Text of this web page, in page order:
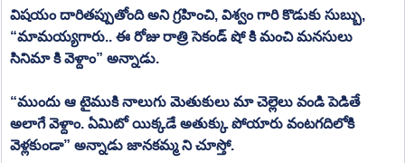
విషయం దారితప్పుతోంది అని గ్రహించి, విశ్వం గారి కొడుకు సుబ్బు,
“మామయ్యగారు.. ఈ రోజు రాత్రి సెకండ్ షో కి మంచి మనసులు
సినిమా కి వెళ్దాం” అన్నాడు.
“ముందు ఆ టైముకి నాలుగు మెతుకులు మా చెల్లెలు వండి పెడితే
అలాగే వెళ్దాం. ఏమిటో యిక్కడే అతుక్కు పోయారు వంటగదిలోకి
వెళ్లకుండా” అన్నాడు జానకమ్మ ని చూస్తో.